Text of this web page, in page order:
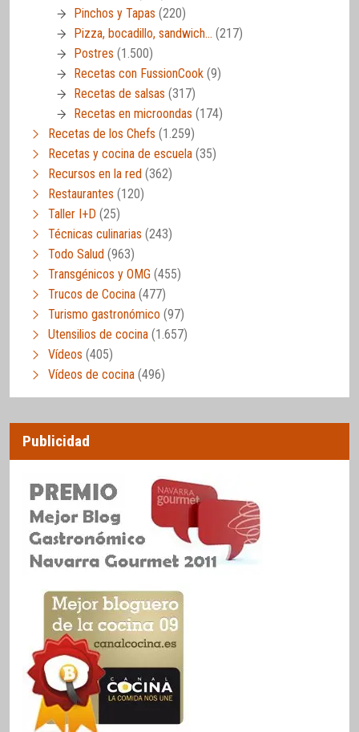
Pinchos y Tapas (220)
Pizza, bocadillo, sandwich… (217)
Postres (1.500)
Recetas con FussionCook (9)
Recetas de salsas (317)
Recetas en microondas (174)
Recetas de los Chefs (1.259)
Recetas y cocina de escuela (35)
Recursos en la red (362)
Restaurantes (120)
Taller I+D (25)
Técnicas culinarias (243)
Todo Salud (963)
Transgénicos y OMG (455)
Trucos de Cocina (477)
Turismo gastronómico (97)
Utensilios de cocina (1.657)
Vídeos (405)
Vídeos de cocina (496)
Publicidad